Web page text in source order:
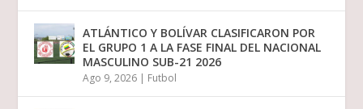
ATLÁNTICO Y BOLÍVAR CLASIFICARON POR
EL GRUPO 1 A LA FASE FINAL DEL NACIONAL
MASCULINO SUB-21 2026
Ago 9, 2026 | Futbol